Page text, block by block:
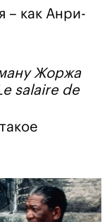
– как Анри-
Жоржа
salaire de